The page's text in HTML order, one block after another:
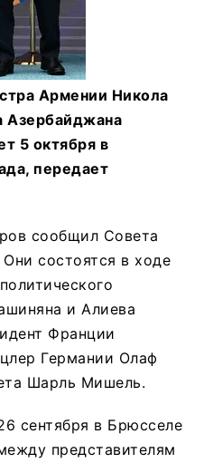
Армении Никола
Азербайджана
5 октября в
передает
сообщил Совета
состоятся в ходе
и Алиева
Франции
Германии Олаф
Шарль Мишель.
сентября в Брюсселе
представителям